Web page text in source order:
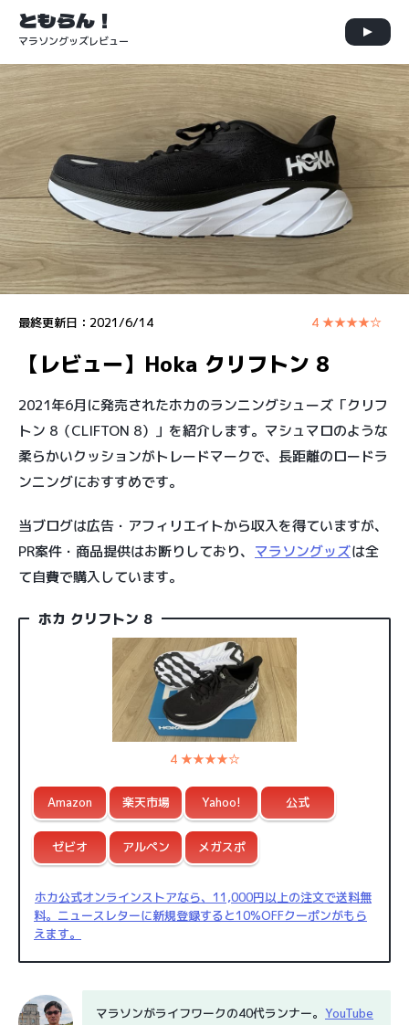
ともらん！
マラソングッズレビュー
最終更新日： 2021/6/14 4 ★★★★☆
【レビュー】Hoka クリフトン 8
2021年6月に発売されたホカのランニングシューズ「クリフ
トン 8（CLIFTON 8）」を紹介します。マシュマロのような
柔らかいクッションがトレードマークで、長距離のロードラ
ンニングにおすすめです。
当ブログは広告・アフィリエイトから収入を得ていますが、
PR案件・商品提供はお断りしており、 マラソングッズは全
て自費で購入しています。
ホカ クリフトン 8
4 ★★★★☆
Amazon 楽天市場 Yahoo! 公式
ゼビオ アルペン メガスポ
ホカ公式オンラインストアなら、11,000円以上の注文で送料無
料。ニュースレターに新規登録すると10%OFFクーポンがもら
えます。
マラソンがライフワークの40代ランナー。 YouTube